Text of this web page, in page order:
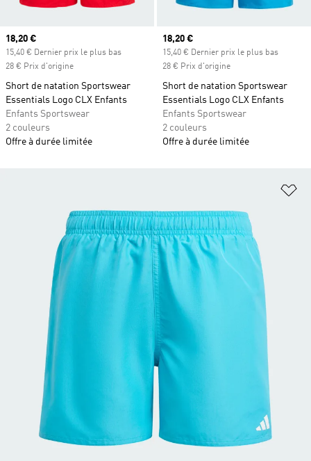
Prix actuel
18,20 €
15,40 € Dernier prix le plus bas
28 € Prix d'origine
Short de natation Sportswear
Essentials Logo CLX Enfants
Enfants Sportswear
2 couleurs
Offre à durée limitée
Prix actuel
18,20 €
15,40 € Dernier prix le plus bas
28 € Prix d'origine
Short de natation Sportswear
Essentials Logo CLX Enfants
Enfants Sportswear
2 couleurs
Offre à durée limitée